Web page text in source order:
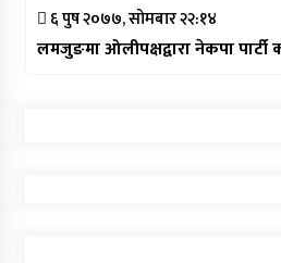
६ पुष २०७७, सोमबार २२:१४
लमजुङमा ओलीपक्षद्वारा नेकपा पार्टी